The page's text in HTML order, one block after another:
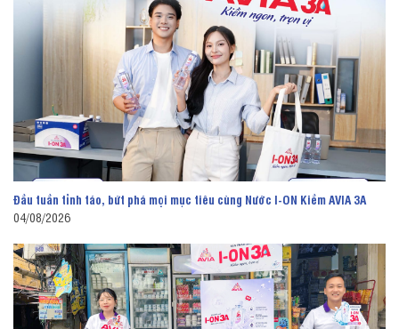
Đầu tuần tỉnh táo, bứt phá mọi mục tiêu cùng Nước I-ON Kiềm AVIA 3A
04/08/2026